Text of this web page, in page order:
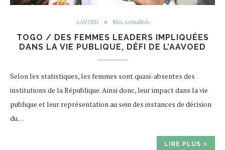
AAVOED Mes Actualités
TOGO / DES FEMMES LEADERS IMPLIQUÉES
DANS LA VIE PUBLIQUE, DÉFI DE L’AAVOED
Selon les statistiques, les femmes sont quasi-absentes des
institutions de la République. Ainsi donc, leur impact dans la vie
publique et leur représentation au sein des instances de décision
du…
LIRE PLUS